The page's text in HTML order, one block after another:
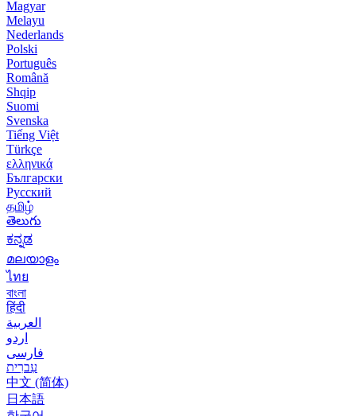
Magyar
Melayu
Nederlands
Polski
Português
Română
Shqip
Suomi
Svenska
Tiếng Việt
Türkçe
ελληνικά
Български
Русский
தமிழ்
తెలుగు
ಕನ್ನಡ
മലയാളം
ไทย
বাংলা
हिंदी
العربية
اردو
فارسی
עִברִית
中文 (简体)
日本語